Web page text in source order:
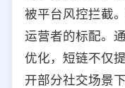
被平台风控拦截
运营者的标配。
优化，短链不仅
开部分社交场景